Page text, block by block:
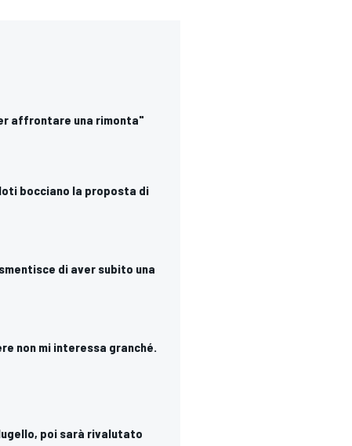
affrontare una rimonta"
bocciano la proposta di
di aver subito una
non mi interessa granché.
poi sarà rivalutato